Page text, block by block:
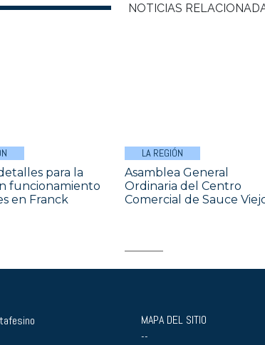
NOTICIAS
para la
funcionamiento
en Franck
LA REGIÓN
Asamblea General
Ordinaria del Centro
Comercial de Sauce
MAPA DEL SITIO
--